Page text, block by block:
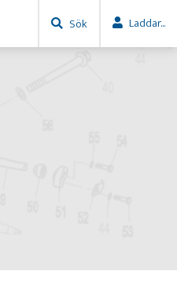
Sök Laddar...